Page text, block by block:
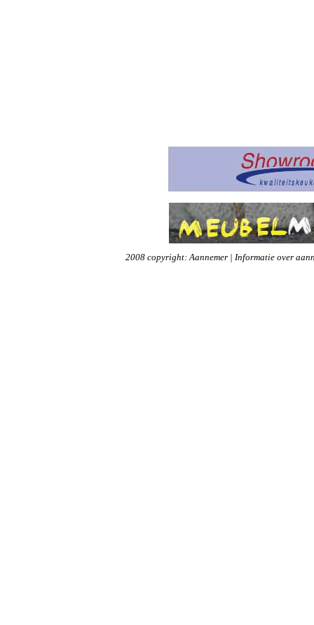
2008 copyright: Aannemer | Informatie over